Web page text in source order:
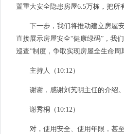
置重大安全隐患房屋6.5万栋，把所
下一步，我们将推动建立房屋安
直接展示房屋安全“健康绿码”，我
巡查”制度，争取实现房屋全生命
主持人（10:12）
谢谢，感谢刘艽明主任的介绍。
谢秀桐（10:12）
对，使用安全、使用年限，甚至